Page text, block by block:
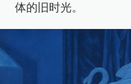
体的旧时光。